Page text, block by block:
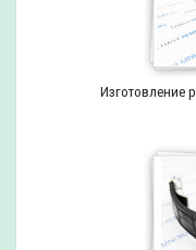
Изготовление